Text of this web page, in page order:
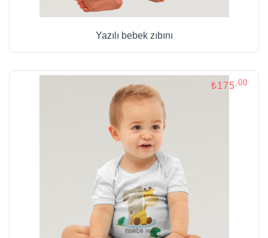
Yazılı bebek zıbını
₺175 ,00